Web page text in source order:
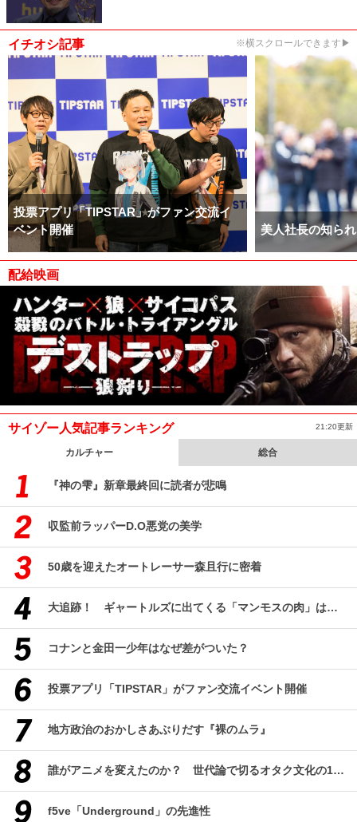
イチオシ記事 ※横スクロールできます▶
投票アプリ「TIPSTAR」がファン交流イ
ベント開催
美人社長の知ら
配給映画
サイゾー人気記事ランキング 21:20更新
カルチャー 総合
『神の雫』新章最終回に読者が悲鳴
収監前ラッパーD.O悪党の美学
50歳を迎えたオートレーサー森且行に密着
大追跡！ ギャートルズに出てくる「マンモスの肉」はどんな味なのか？（前編）
コナンと金田一少年はなぜ差がついた？
投票アプリ「TIPSTAR」がファン交流イベント開催
地方政治のおかしさあぶりだす『裸のムラ』
誰がアニメを変えたのか？ 世代論で切るオタク文化の10年、そして50年
f5ve「Underground」の先進性